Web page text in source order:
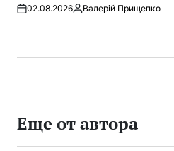
02.08.2026Запись
Валерій Прищепко
Еще от автора